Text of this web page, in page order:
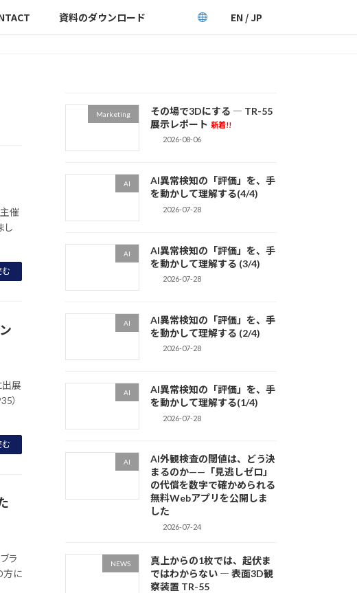
資料のダウンロード EN / JP
催
し
出展
）
ラ
方に
Marketing
その場で3Dにする ― TR-55
展示レポート 新着!!
2026-08-06
AI
AI異常検知の「評価」を、手
を動かして理解する(4/4)
2026-07-28
AI
AI異常検知の「評価」を、手
を動かして理解する (3/4)
2026-07-28
AI
AI異常検知の「評価」を、手
を動かして理解する (2/4)
2026-07-28
AI
AI異常検知の「評価」を、手
を動かして理解する(1/4)
2026-07-28
AI
AI外観検査の閾値は、どう決
まるのか——「見逃しゼロ」
の代償を数字で確かめられる
無料Webアプリを公開しま
した
2026-07-24
NEWS
真上からの1枚では、起伏ま
ではわからない ― 表面3D観
察装置 TR-55